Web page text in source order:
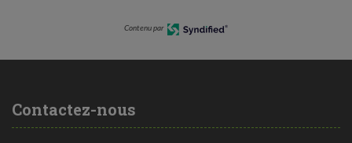
Contenu par
Contactez-nous